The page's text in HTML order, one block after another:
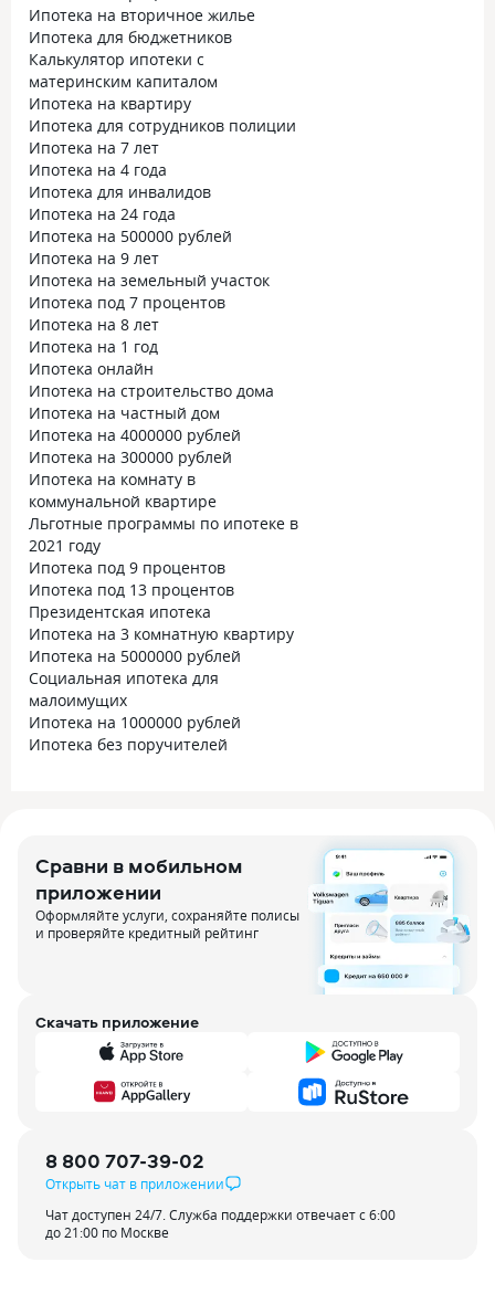
Ипотека на вторичное жилье
Ипотека для бюджетников
Калькулятор ипотеки с
материнским капиталом
Ипотека на квартиру
Ипотека для сотрудников полиции
Ипотека на 7 лет
Ипотека на 4 года
Ипотека для инвалидов
Ипотека на 24 года
Ипотека на 500000 рублей
Ипотека на 9 лет
Ипотека на земельный участок
Ипотека под 7 процентов
Ипотека на 8 лет
Ипотека на 1 год
Ипотека онлайн
Ипотека на строительство дома
Ипотека на частный дом
Ипотека на 4000000 рублей
Ипотека на 300000 рублей
Ипотека на комнату в
коммунальной квартире
Льготные программы по ипотеке в
2021 году
Ипотека под 9 процентов
Ипотека под 13 процентов
Президентская ипотека
Ипотека на 3 комнатную квартиру
Ипотека на 5000000 рублей
Социальная ипотека для
малоимущих
Ипотека на 1000000 рублей
Ипотека без поручителей
Сравни в мобильном
приложении
Оформляйте услуги, сохраняйте полисы
и проверяйте кредитный рейтинг
Скачать приложение
8 800 707-39-02
Открыть чат в приложении
Чат доступен 24/7. Служба поддержки отвечает с 6:00
до 21:00 по Москве